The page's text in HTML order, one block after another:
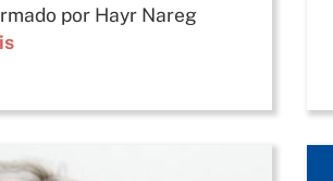
por Hayr Nareg